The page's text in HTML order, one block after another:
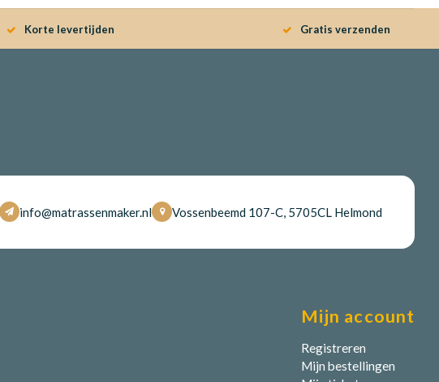
Korte levertijden Gratis verzenden
info@matrassenmaker.nl Vossenbeemd 107-C, 5705CL Helmond
Mijn account
Registreren
Mijn bestellingen